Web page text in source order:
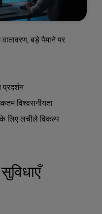
बड़े पैमाने पर
प्रदर्शन
विश्वसनीयता
लिए लचीले विकल्प